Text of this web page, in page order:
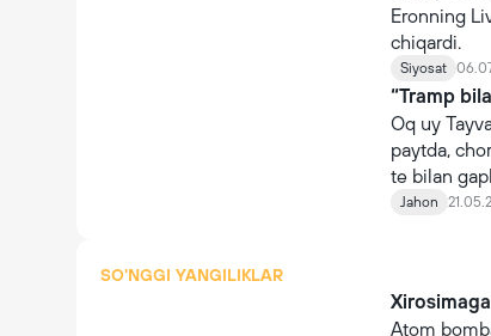
Eronning
chiqardi.
Siyosat
“Tramp
Oq uy
paytda,
te bilan
Jahon
SO'NGGI YANGILIKLAR
Atom